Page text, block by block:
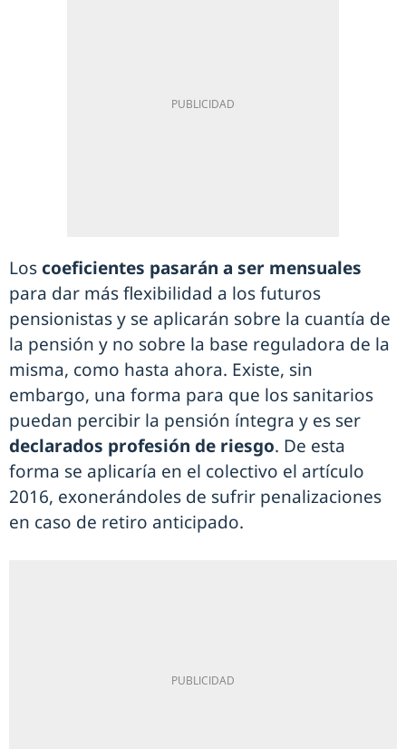
Los coeficientes pasarán a ser mensuales
para dar más flexibilidad a los futuros
pensionistas y se aplicarán sobre la cuantía de
la pensión y no sobre la base reguladora de la
misma, como hasta ahora. Existe, sin
embargo, una forma para que los sanitarios
puedan percibir la pensión íntegra y es ser
declarados profesión de riesgo. De esta
forma se aplicaría en el colectivo el artículo
2016, exonerándoles de sufrir penalizaciones
en caso de retiro anticipado.